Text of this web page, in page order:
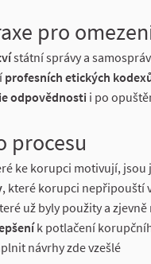
pro
státní správy a
profesních etických
odpovědnosti i po
procesu
ke korupci motivují,
, které korupci nepřipouští
už byly použity a
k potlačení
návrhy zde vzešlé